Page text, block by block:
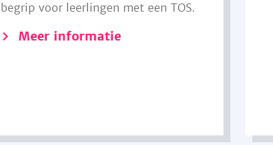
begrip voor leerlingen met een TOS.
Meer informatie